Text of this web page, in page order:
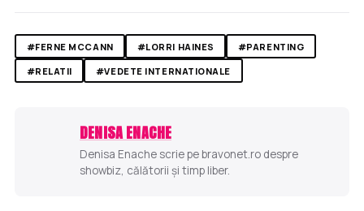
#FERNE MCCANN #LORRI HAINES
#PARENTING
#RELATII
#VEDETE INTERNATIONALE
DENISA ENACHE
Denisa Enache scrie pe bravonet.ro despre
showbiz, călătorii și timp liber.